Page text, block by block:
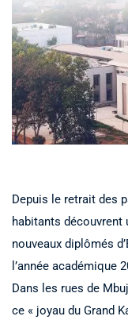
Depuis le retrait des
habitants découvrent
nouveaux diplômés
l’année académique
Dans les rues de
ce « joyau du Grand